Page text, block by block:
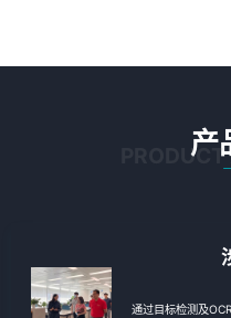
产
通过目标检测及